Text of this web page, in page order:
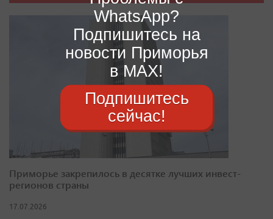
Приморье закрепилось в десятке лучших инвест-
регионов страны
17.07.2026
WhatsApp?
Подпишитесь на
новости Приморья
в MAX!
Подпишитесь
сейчас!